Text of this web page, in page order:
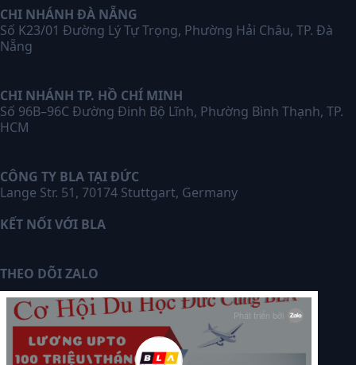
CHI NHÁNH ĐÀ NẴNG
Số K23/01 Đường Lý Tự Trọng, Phường Hải Châu, TP. Đà
Nẵng
CHI NHÁNH TP. HỒ CHÍ MINH
Số 96B–96C Đường Đinh Bộ Lĩnh, Phường Bình Thạnh, TP.
HCM
CÔNG TY BLA TẠI ĐỨC
Lange Str. 51, 70174 Stuttgart, Germany
KẾT NỐI VỚI BLA
THEO DÕI ZALO